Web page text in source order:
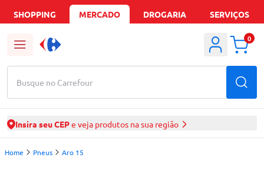
SHOPPING MERCADO DROGARIA SERVIÇOS
Busque no Carrefour
0
Insira seu CEPe veja produtos na sua região
Home Pneus Aro 15